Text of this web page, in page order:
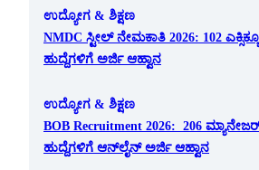
ಉದ್ಯೋಗ & ಶಿಕ್ಷಣ
NMDC ಸ್ಟೀಲ್ ನೇಮಕಾತಿ 2026: 102
ಹುದ್ದೆಗಳಿಗೆ ಅರ್ಜಿ ಆಹ್ವಾನ
ಉದ್ಯೋಗ & ಶಿಕ್ಷಣ
BOB Recruitment 2026: 206
ಹುದ್ದೆಗಳಿಗೆ ಆನ್‌ಲೈನ್ ಅರ್ಜಿ ಆಹ್ವಾನ